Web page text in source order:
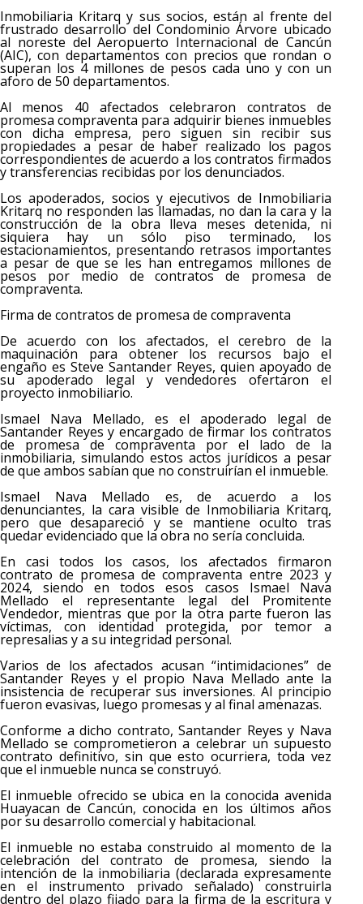
Inmobiliaria Kritarq y sus socios, están al frente del
frustrado desarrollo del Condominio Árvore ubicado
al noreste del Aeropuerto Internacional de Cancún
(AIC), con departamentos con precios que rondan o
superan los 4 millones de pesos cada uno y con un
aforo de 50 departamentos.
Al menos 40 afectados celebraron contratos de
promesa compraventa para adquirir bienes inmuebles
con dicha empresa, pero siguen sin recibir sus
propiedades a pesar de haber realizado los pagos
correspondientes de acuerdo a los contratos firmados
y transferencias recibidas por los denunciados.
Los apoderados, socios y ejecutivos de Inmobiliaria
Kritarq no responden las llamadas, no dan la cara y la
construcción de la obra lleva meses detenida, ni
siquiera hay un sólo piso terminado, los
estacionamientos, presentando retrasos importantes
a pesar de que se les han entregamos millones de
pesos por medio de contratos de promesa de
compraventa.
Firma de contratos de promesa de compraventa
De acuerdo con los afectados, el cerebro de la
maquinación para obtener los recursos bajo el
engaño es Steve Santander Reyes, quien apoyado de
su apoderado legal y vendedores ofertaron el
proyecto inmobiliario.
Ismael Nava Mellado, es el apoderado legal de
Santander Reyes y encargado de firmar los contratos
de promesa de compraventa por el lado de la
inmobiliaria, simulando estos actos jurídicos a pesar
de que ambos sabían que no construirían el inmueble.
Ismael Nava Mellado es, de acuerdo a los
denunciantes, la cara visible de Inmobiliaria Kritarq,
pero que desapareció y se mantiene oculto tras
quedar evidenciado que la obra no sería concluida.
En casi todos los casos, los afectados firmaron
contrato de promesa de compraventa entre 2023 y
2024, siendo en todos esos casos Ismael Nava
Mellado el representante legal del Promitente
Vendedor, mientras que por la otra parte fueron las
víctimas, con identidad protegida, por temor a
represalias y a su integridad personal.
Varios de los afectados acusan “intimidaciones” de
Santander Reyes y el propio Nava Mellado ante la
insistencia de recuperar sus inversiones. Al principio
fueron evasivas, luego promesas y al final amenazas.
Conforme a dicho contrato, Santander Reyes y Nava
Mellado se comprometieron a celebrar un supuesto
contrato definitivo, sin que esto ocurriera, toda vez
que el inmueble nunca se construyó.
El inmueble ofrecido se ubica en la conocida avenida
Huayacan de Cancún, conocida en los últimos años
por su desarrollo comercial y habitacional.
El inmueble no estaba construido al momento de la
celebración del contrato de promesa, siendo la
intención de la inmobiliaria (declarada expresamente
en el instrumento privado señalado) construirla
dentro del plazo fijado para la firma de la escritura y